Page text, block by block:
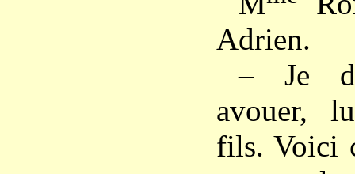
Adrien.
– Je
avouer,
fils. Voici